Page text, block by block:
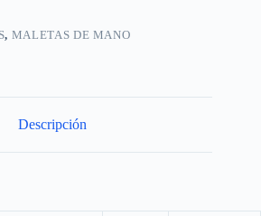
, MALETAS DE MANO
Descripción